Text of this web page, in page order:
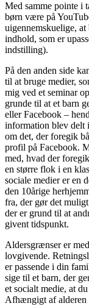
Med samme pointe i
børn være på
uigennemskuelige,
indhold, som er
indstilling).
På den anden side
til at bruge medier,
mig ved et seminar
grunde til at et barn
eller Facebook –
information blev delt
om det, der foregik
profil på Facebook.
med, hvad der
en større flok i en
sociale medier er en
den 10årige
fra, der gør det
der er grund til at
givent tidspunkt.
Aldersgrænser er
lovgivende.
er passende i din
sige til et barn, der
et socialt medie, at
Afhængigt af alderen